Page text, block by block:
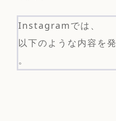
Instagramでは、
以下のような内容を
。